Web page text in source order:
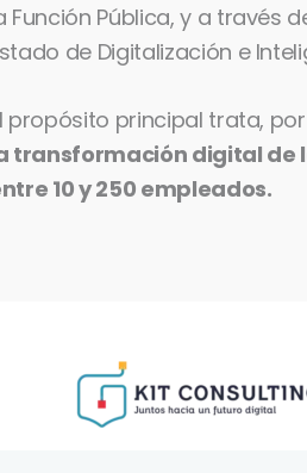
Función Pública, y a través
de Digitalización e
propósito principal trata,
transformación digital de
10 y 250 empleados.